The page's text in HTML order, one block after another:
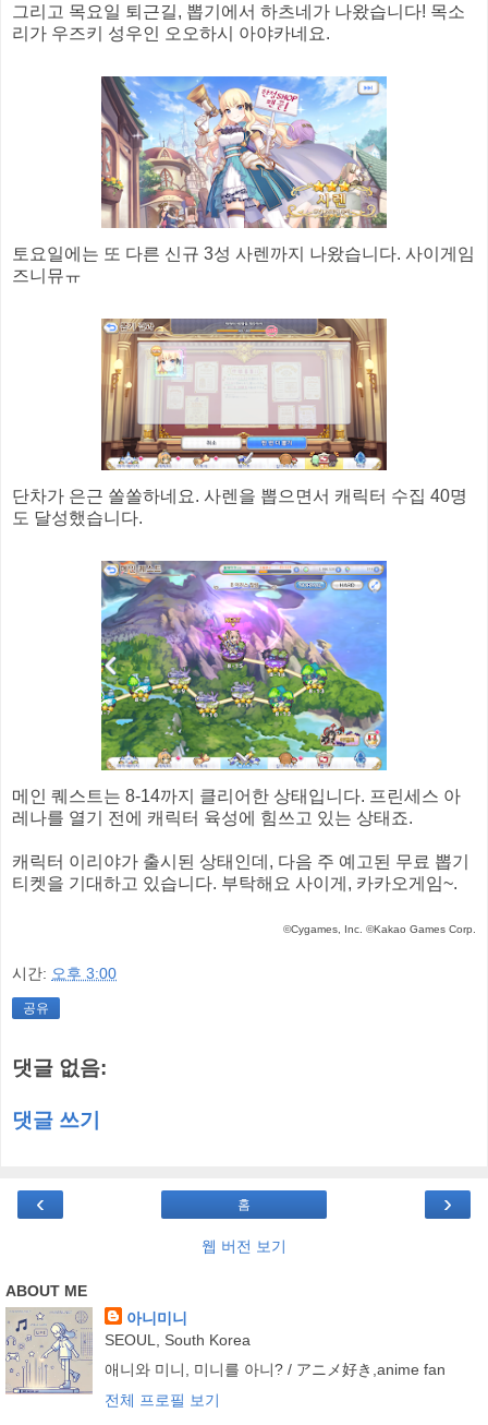
그리고 목요일 퇴근길, 뽑기에서 하츠네가 나왔습니다! 목소
리가 우즈키 성우인 오오하시 아야카네요.
토요일에는 또 다른 신규 3성 사렌까지 나왔습니다. 사이게임
즈니뮤ㅠ
단차가 은근 쏠쏠하네요. 사렌을 뽑으면서 캐릭터 수집 40명
도 달성했습니다.
메인 퀘스트는 8-14까지 클리어한 상태입니다. 프린세스 아
레나를 열기 전에 캐릭터 육성에 힘쓰고 있는 상태죠.
캐릭터 이리야가 출시된 상태인데, 다음 주 예고된 무료 뽑기
티켓을 기대하고 있습니다. 부탁해요 사이게, 카카오게임~.
©Cygames, Inc. ©Kakao Games Corp.
시간: 오후 3:00
공유
댓글 없음:
댓글 쓰기
‹ ›
홈
웹 버전 보기
ABOUT ME
아니미니
SEOUL, South Korea
애니와 미니, 미니를 아니? / アニメ好き,anime fan
전체 프로필 보기